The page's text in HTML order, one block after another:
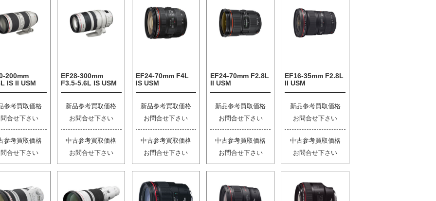
200mm
IS II USM
参考買取価格
合せ下さい
参考買取価格
合せ下さい
EF28-300mm
F3.5-5.6L IS USM
新品参考買取価格
お問合せ下さい
中古参考買取価格
お問合せ下さい
EF24-70mm F4L
IS USM
新品参考買取価格
お問合せ下さい
中古参考買取価格
お問合せ下さい
EF24-70mm F2.8L
II USM
新品参考買取価格
お問合せ下さい
中古参考買取価格
お問合せ下さい
EF16-35mm F2.8L
II USM
新品参考買取価格
お問合せ下さい
中古参考買取価格
お問合せ下さい